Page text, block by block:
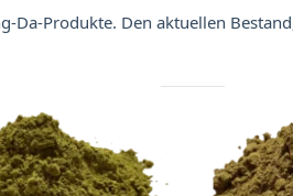
Da-Produkte. Den aktuellen